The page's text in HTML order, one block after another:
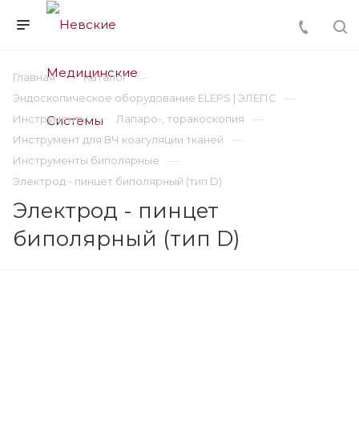
Главная
Каталог
Эндоскопическое оборудование ELEPS | ЭЛЕПС
Инструменты
Лапаро-, торакоскопия
Инструмент для ВЧ коагуляции тканей
Инструменты биполярные
Электрод - пинцет биполярный (тип D)
Электрод - пинцет
биполярный (тип D)